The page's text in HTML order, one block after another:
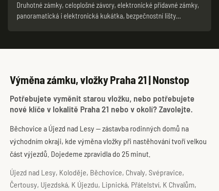
Druhotné zámky, celoplošné závory, elektronické přídavné zámky,
panoramatická i elektronická kukátka, bezpečnostní lišty…
Výměna zámku, vložky Praha 21 | Nonstop
Potřebujete vyměnit starou vložku, nebo potřebujete
nové klíče v lokalitě Praha 21 nebo v okolí? Zavolejte.
Běchovice a Újezd nad Lesy — zástavba rodinných domů na
východním okraji, kde výměna vložky při nastěhování tvoří velkou
část výjezdů. Dojedeme zpravidla do 25 minut.
Újezd nad Lesy, Koloděje, Běchovice, Chvaly, Svépravice,
Čertousy, Ujezdská, K Újezdu, Lipnická, Přátelství, K Chvalům,